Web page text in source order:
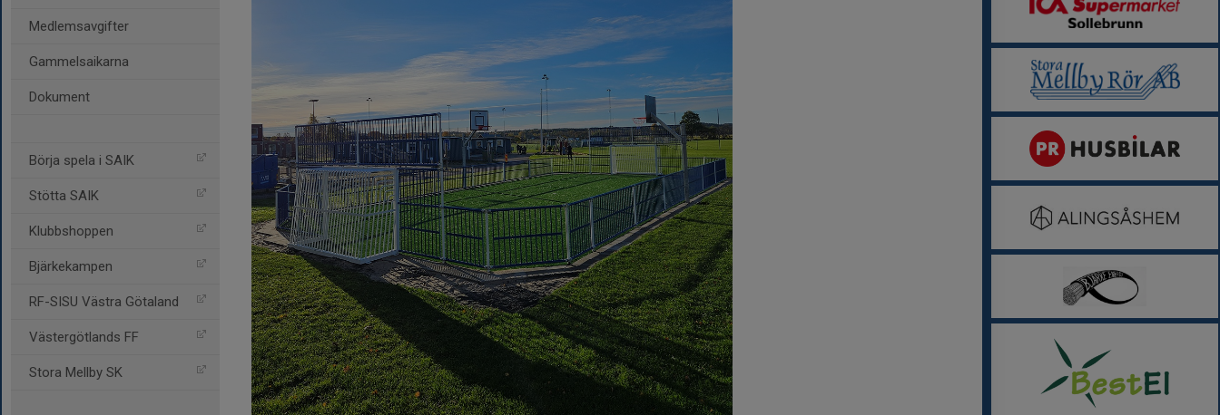
Medlemsavgifter
Gammelsaikarna
Dokument
Börja spela i SAIK
Stötta SAIK
Klubbshoppen
Bjärkekampen
RF-SISU Västra Götaland
Västergötlands FF
Stora Mellby SK